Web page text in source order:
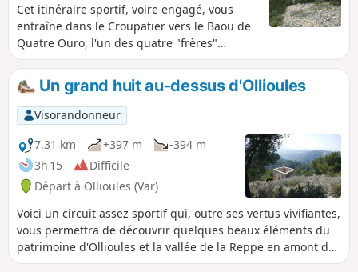
Cet itinéraire sportif, voire engagé, vous
entraîne dans le Croupatier vers le Baou de
Quatre Ouro, l'un des quatre "frères"
toulonnais". Chemins et ressauts où il faut
mettre les mains, passages avec cordes et
découverte des principales grottes du
massif, dont les célèbres grottes du Château
du Diable, pimentent le circuit. 25/03/2024 :
le tracé du GR® 51 qui passe au Nord entre
le col du Taillan et le sommet du Cape Gros a
été modifié et passe dorénavant entre le col
de Taillan, le télégraphe et le sommet du
Capeu Gros. La carte IGN n'a pas été mise à
jour.
Un grand huit au-dessus d'Ollioules
Visorandonneur
7,31 km
+397 m
-394 m
3h 15
Difficile
Départ à Ollioules (Var)
Voici un circuit assez sportif qui, outre ses vertus vivifiantes,
vous permettra de découvrir quelques beaux éléments du
patrimoine d'Ollioules et la vallée de la Reppe en amont du
village.